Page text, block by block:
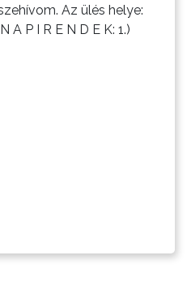
Az ülés helye:
A P I R E N D E K: 1.)